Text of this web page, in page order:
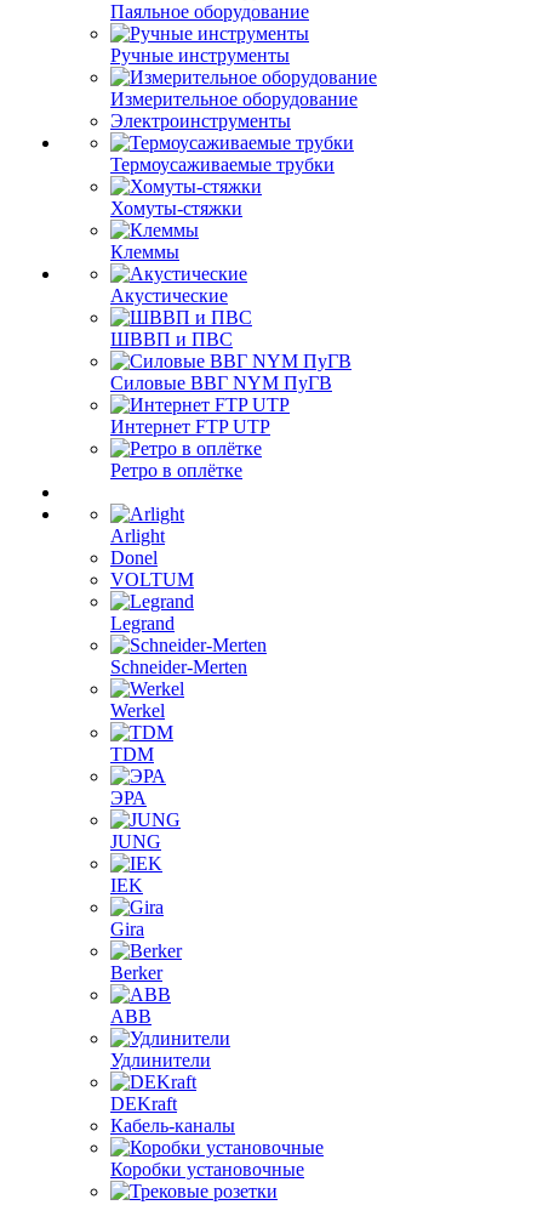
Паяльное оборудование
Ручные инструменты
Измерительное оборудование
Электроинструменты
Термоусаживаемые трубки
Хомуты-стяжки
Клеммы
Акустические
ШВВП и ПВС
Силовые ВВГ NYM ПуГВ
Интернет FTP UTP
Ретро в оплётке
Arlight
Donel
VOLTUM
Legrand
Schneider-Merten
Werkel
TDM
ЭРА
JUNG
IEK
Gira
Berker
ABB
Удлинители
DEKraft
Кабель-каналы
Коробки установочные